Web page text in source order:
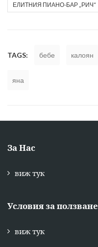
ЕЛИТНИЯ ПИАНО-БАР „РИЧ“
TAGS: бебе калоян
яна
За Нас
виж тук
Условия за ползване
виж тук